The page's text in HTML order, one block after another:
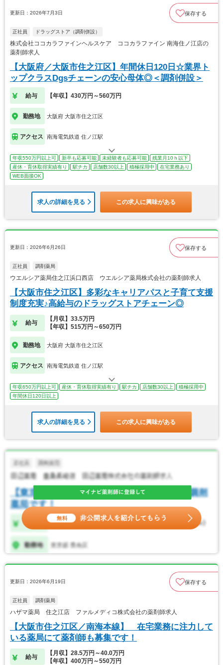
更新日：2026年7月3日 保存する
正社員 ドラッグストア（調剤併設）
株式会社ココカラファインヘルスケア ココカラファイン 南海住ノ江店の
薬剤師求人
【大阪府／大阪市住之江区】年間休日120日☆業界ト
ップクラスDgsチェーンの安心母体◎＜調剤併設＞
給与 【年収】430万円～560万円
勤務地 大阪府 大阪市住之江区
アクセス 南海電気鉄道 住ノ江駅
年収550万円以上可 新卒も応募可能 未経験者も応募可能
残業月10ｈ以下
産休・育休取得実績有り
駅チカ 店舗数30以上 積極採用中
在宅業務あり
WEB面接OK
求人の詳細を見る この求人に興味がある
更新日：2026年6月26日 保存する
正社員 調剤薬局
ウエルシア薬局住之江浜口西店 ウエルシア薬局株式会社の薬剤師求人
【大阪市住之江区】多彩なキャリアパスと子育て支援
制度充実♪高給与のドラッグストアチェーン◎
給与
【月収】33.5万円
【年収】515万円～650万円
勤務地 大阪府 大阪市住之江区
アクセス 南海電気鉄道 住ノ江駅
年収650万円以上可 産休・育休取得実績有り 駅チカ 店舗数30以上
積極採用中
年間休日120日以上
求人の詳細を見る この求人に興味がある
更新日：2026年6月19日 保存する
正社員 調剤薬局
ハザマ薬局 住之江店 ファルメディコ株式会社の薬剤師求人
【大阪市住之江区／南海本線】 在宅業務に注力して
いる薬局にて薬剤師も募集です！
給与
【月収】28.5万円～40.0万円
【年収】400万円～550万円